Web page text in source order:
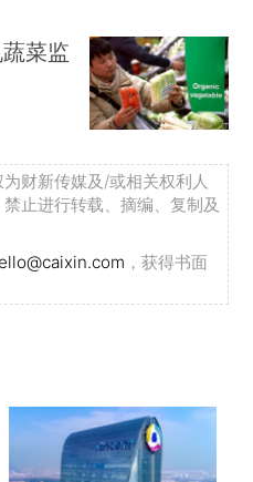
菜监
财新传媒及/或相关权利人
止进行转载、摘编、复制及
，获得书面